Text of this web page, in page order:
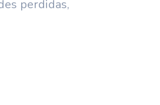
perdidas,